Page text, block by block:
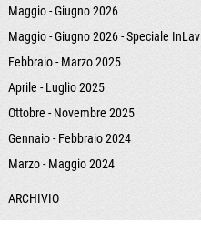
Maggio - Giugno 2026
Maggio - Giugno 2026 - Speciale InLav
Febbraio - Marzo 2025
Aprile - Luglio 2025
Ottobre - Novembre 2025
Gennaio - Febbraio 2024
Marzo - Maggio 2024
ARCHIVIO